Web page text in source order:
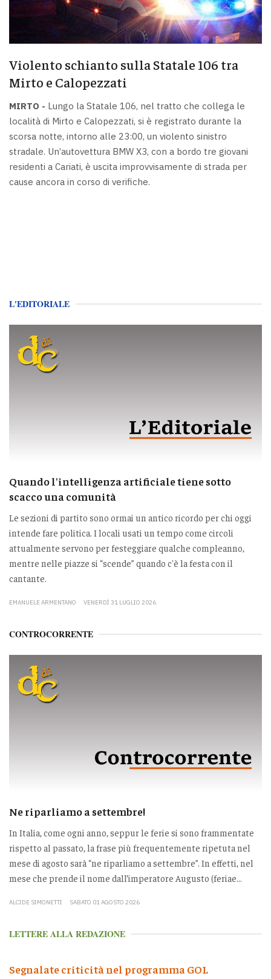
Violento schianto sulla Statale 106 tra
Mirto e Calopezzati
MIRTO - Lungo la Statale 106, nel tratto che collega le
località di Mirto e Calopezzati, si è registrato durante la
scorsa notte, intorno alle 23:00, un violento sinistro
stradale. Un’autovettura BMW X3, con a bordo tre giovani
residenti a Cariati, è uscita improvvisamente di strada per
cause ancora in corso di verifiche.
L'EDITORIALE
Quando l'intelligenza artificiale tiene sotto
scacco una comunità
Le sezioni di partito sono ormai un antico ricordo per chi oggi
intende fare politica. I locali usati un tempo come circoli
attualmente servono per festeggiare qualche compleanno,
mentre nelle piazze si “scende” quando c'è la festa con il
cantante.
EMANUELE ARMENTANO VENERDÌ 31 LUGLIO 2026
CONTROCORRENTE
Ne riparliamo a settembre!
In Italia, come ogni anno, seppur le ferie si sono frammentate
rispetto al passato, la frase più frequentemente ripetuta nel
mese di agosto sarà “ne riparliamo a settembre”. In effetti, nel
mese che prende il nome dall’imperatore Augusto (feriae...
ALCIDE SIMONETTI SABATO 01 AGOSTO 2026
LETTERE ALLA REDAZIONE
Segnalate criticità nel programma GOL